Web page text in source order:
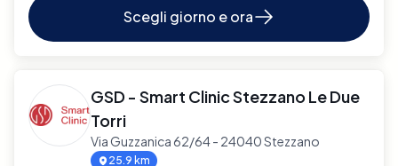
Scegli giorno e ora
GSD - Smart Clinic Stezzano Le Due
Torri
Via Guzzanica 62/64 - 24040 Stezzano
25.9 km